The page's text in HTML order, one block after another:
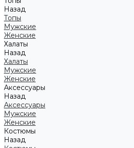
Назад
Топы
Мужские
Женские
Халаты
Назад
Халаты
Мужские
Женские
Аксессуары
Назад
Аксессуары
Мужские
Женские
Костюмы
Назад